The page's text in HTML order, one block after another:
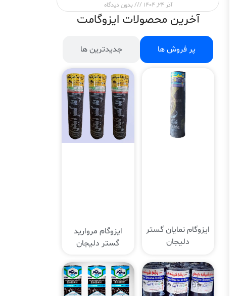
آذر 24, 1404 بدون دیدگاه
آخرین محصولات ایزوگامت
پر فروش ها جدیدترین ها
ایزوگام نمایان گستر
دلیجان
ایزوگام مروارید
گستر دلیجان